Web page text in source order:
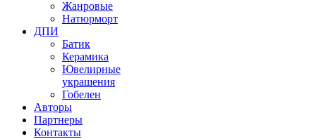
Жанровые
Натюрморт
ДПИ
Батик
Керамика
Ювелирные
украшения
Гобелен
Авторы
Партнеры
Контакты